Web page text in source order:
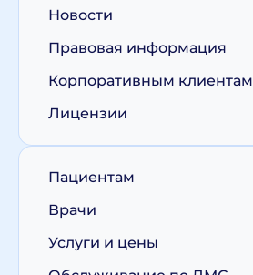
Новости
Правовая информация
Корпоративным клиентам
Лицензии
Пациентам
Врачи
Услуги и цены